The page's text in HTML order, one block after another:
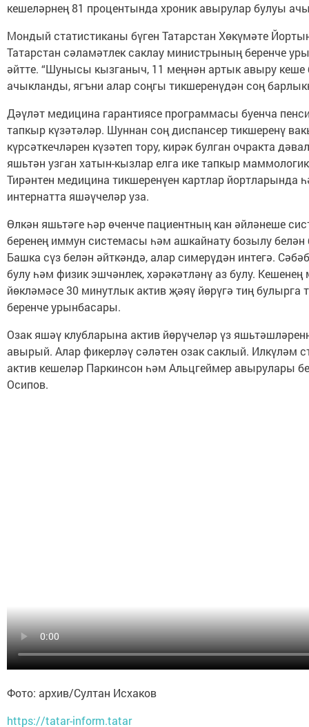
кешеләрнең 81 процентында хроник авырулар булуы
Мондый статистиканы бүген Татарстан Хөкүмәте
Татарстан сәламәтлек саклау министрының беренче
әйтте. “Шунысы кызганыч, 11 меңнән артык авыру кеше
ачыкланды, ягъни алар соңгы тикшеренүдән соң
Дәүләт медицина гарантиясе программасы буенча
тапкыр күзәтәләр. Шуннан соң диспансер тикшеренү
күрсәткечләрен күзәтеп тору, кирәк булган очракта
яшьтән узган хатын-кызлар елга ике тапкыр
Тирәнтен медицина тикшеренүен картлар йортларында
интернатта яшәүчеләр уза.
Өлкән яшьтәге һәр өченче пациентның кан әйләнеше
беренең иммун системасы һәм ашкайнату бозылу
Башка сүз белән әйткәндә, алар симерүдән интегә.
булу һәм физик эшчәнлек, хәрәкәтләнү аз булу.
йөкләмәсе 30 минутлык актив җәяү йөрүгә тиң
беренче урынбасары.
Озак яшәү клубларына актив йөрүчеләр үз
авырый. Алар фикерләү сәләтен озак саклый. Илкүләм
актив кешеләр Паркинсон һәм Альцгеймер авырулары
Осипов.
Фото: архив/Султан Исхаков
https://tatar-inform.tatar